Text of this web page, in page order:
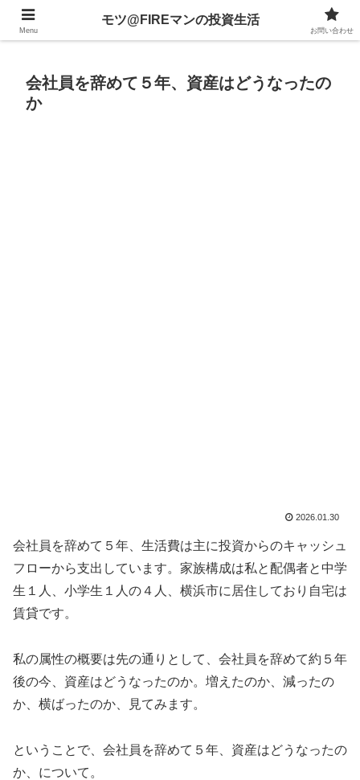
不動産、投資信託、暗号資産、株式、等々への投資について
会社員を辞めて５年、資産はどうなったの
か
2026.01.30
会社員を辞めて５年、生活費は主に投資からのキャッシュ
フローから支出しています。家族構成は私と配偶者と中学
生１人、小学生１人の４人、横浜市に居住しており自宅は
賃貸です。
私の属性の概要は先の通りとして、会社員を辞めて約５年
後の今、資産はどうなったのか。増えたのか、減ったの
か、横ばったのか、見てみます。
ということで、会社員を辞めて５年、資産はどうなったの
か、について。
Menu
モツ@FIREマンの投資生活
お問い合わせ